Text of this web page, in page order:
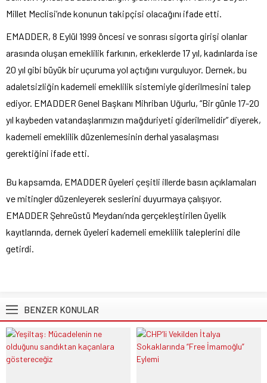
Millet Meclisi’nde konunun takipçisi olacağını ifade etti.
EMADDER, 8 Eylül 1999 öncesi ve sonrası sigorta girişi olanlar
arasında oluşan emeklilik farkının, erkeklerde 17 yıl, kadınlarda ise
20 yıl gibi büyük bir uçuruma yol açtığını vurguluyor. Dernek, bu
adaletsizliğin kademeli emeklilik sistemiyle giderilmesini talep
ediyor. EMADDER Genel Başkanı Mihriban Uğurlu, “Bir günle 17-20
yıl kaybeden vatandaşlarımızın mağduriyeti giderilmelidir” diyerek,
kademeli emeklilik düzenlemesinin derhal yasalaşması
gerektiğini ifade etti.
Bu kapsamda, EMADDER üyeleri çeşitli illerde basın açıklamaları
ve mitingler düzenleyerek seslerini duyurmaya çalışıyor.
EMADDER Şehreüstü Meydanı’nda gerçekleştirilen üyelik
kayıtlarında, dernek üyeleri kademeli emeklilik taleplerini dile
getirdi.
BENZER KONULAR